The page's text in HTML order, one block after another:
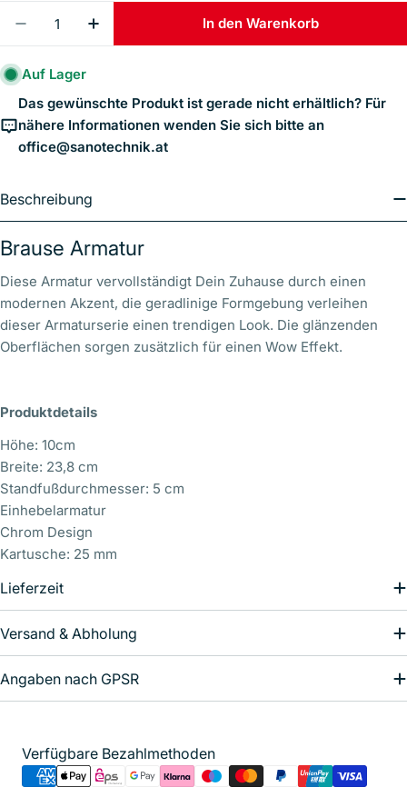
Menge Für Brause Armatur - SANOLUNA
Menge Für Brause Armatur -
In den Warenkorb
Auf Lager
Das gewünschte Produkt ist gerade nicht erhältlich? Für
nähere Informationen wenden Sie sich bitte an
office@sanotechnik.at
Beschreibung
Brause Armatur
Diese Armatur vervollständigt Dein Zuhause durch einen
modernen Akzent, die geradlinige Formgebung verleihen
dieser Armaturserie einen trendigen Look. Die glänzenden
Oberflächen sorgen zusätzlich für einen Wow Effekt.
Produktdetails
Höhe: 10cm
Breite: 23,8 cm
Standfußdurchmesser: 5 cm
Einhebelarmatur
Chrom Design
Kartusche: 25 mm
Lieferzeit
Versand & Abholung
Angaben nach GPSR
Verfügbare Bezahlmethoden
Zahlungsmethoden
Mail
Ihr
Ihre
Nachricht